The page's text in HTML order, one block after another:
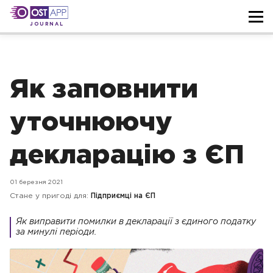
JOURNAL
Як заповнити
уточнюючу
декларацію з ЄП
01 березня 2021
Стане у пригоді для: Підприємці на ЄП
Як виправити помилки в декларації з єдиного податку
за минулі періоди.